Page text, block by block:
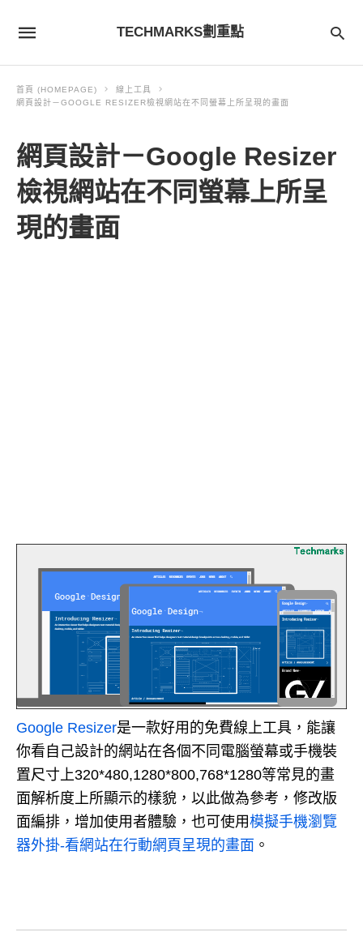
TECHMARKS劃重點
首頁 (HOMEPAGE)
線上工具
網頁設計－GOOGLE RESIZER檢視網站在不同螢幕上所呈現的畫面
網頁設計－Google Resizer
檢視網站在不同螢幕上所呈
現的畫面
Google Resizer是一款好用的免費線上工具，能讓
你看自己設計的網站在各個不同電腦螢幕或手機裝
置尺寸上320*480,1280*800,768*1280等常見的畫
面解析度上所顯示的樣貌，以此做為參考，修改版
面編排，增加使用者體驗，也可使用模擬手機瀏覽
器外掛-看網站在行動網頁呈現的畫面 。